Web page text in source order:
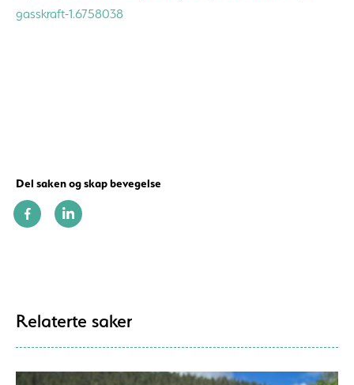
gasskraft-1.6758038
Del saken og skap bevegelse
Relaterte saker